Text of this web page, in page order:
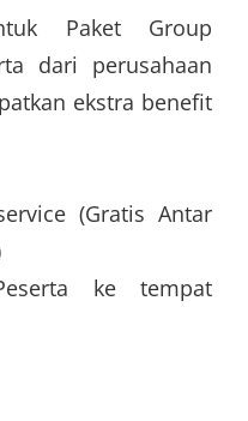
Paket Group
dari perusahaan
ekstra benefit
(Gratis Antar
ke tempat